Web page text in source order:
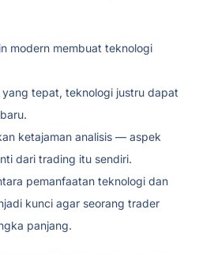
modern membuat teknologi
tepat, teknologi justru dapat
ketajaman analisis — aspek
dari trading itu sendiri.
pemanfaatan teknologi dan
kunci agar seorang trader
panjang.